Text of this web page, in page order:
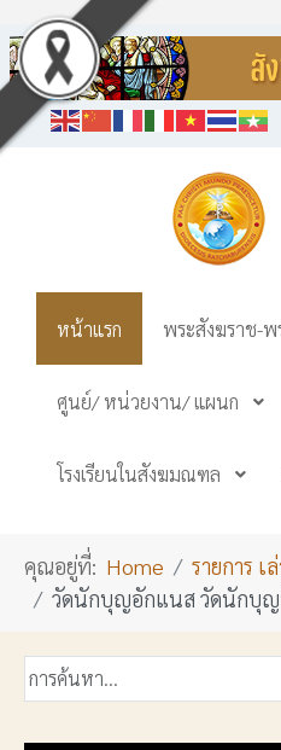
หน้าแรก พระสังฆราช-พ
ศูนย์/ หน่วยงาน/ แผนก
โรงเรียนในสังฆมณฑล
คุณอยู่ที่: Home
รายการ เ
วัดนักบุญอักแนส วัดนักบุญอั